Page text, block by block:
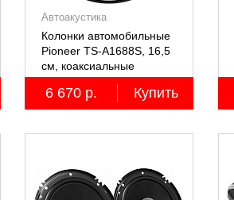
Автоакустика
Колонки автомобильные
Pioneer TS-A1688S, 16,5
см, коаксиальные
четырёхполосные, 2 шт.
6 670 р. Купить